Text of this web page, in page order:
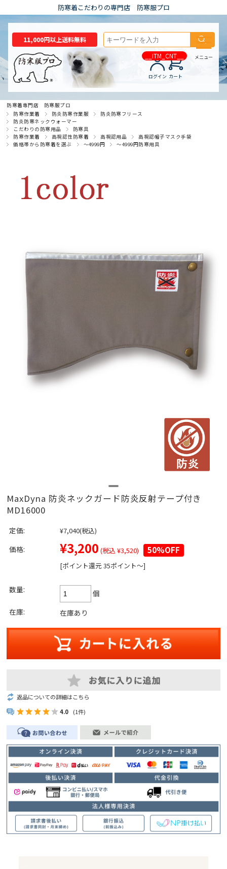
防寒着こだわりの専門店 防寒服プロ
ログイン
__ITM_CNT__
カート
メニュー
11,000円以上送料無料
防寒着専門店 防寒服プロ
防寒作業着
防炎防寒作業服
防炎防寒フリース
防炎防寒ネックウォーマー
こだわりの防寒用品
防寒具
防寒作業着
高視認性防寒着 高視認用品
高視認帽子マスク手袋
価格帯から防寒着を選ぶ
～4999円 ～4999円防寒用具
MaxDyna 防炎ネックガード防炎反射テープ付き
MD16000
定価: ¥7,040(税込)
価格: ¥3,200 (税込 ¥3,520) 50%OFF
[ポイント還元 35ポイント～]
数量:
個
在庫:
在庫あり
返品についての詳細はこちら
4.0
(1件)